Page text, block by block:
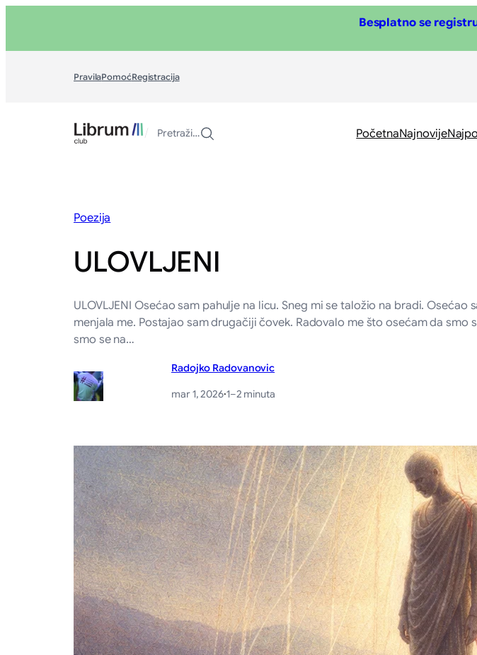
sadržaj
Besplatno se
PravilaPomoćRegistracija
/ Pretraži… PočetnaNajnovije
Poezija
ULOVLJENI
ULOVLJENI Osećao sam pahulje na licu. Sneg mi se taložio na bradi.
menjala me. Postajao sam drugačiji čovek. Radovalo me što osećam da
smo se na…
Radojko Radovanovic
mar 1, 2026·1–2 minuta